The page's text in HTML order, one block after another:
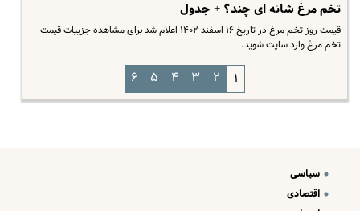
تخم مرغ شانه ای چند؟ + جدول
قیمت روز تخم مرغ در تاریخ ۱۶ اسفند ۱۴۰۲ اعلام شد برای مشاهده جزییات قیمت
تخم مرغ وارد سایت شوید.
۱ ۲ ۳ ۴ ۵ ۶
سیاسی
اقتصادی